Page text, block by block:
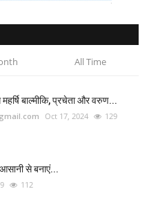
All Time
बाल्मीकि, प्रचेता और वरुण...
Oct 17, 2024 129
से बनाएं...
112